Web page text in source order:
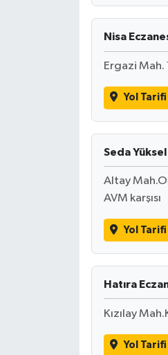
Nisa
Ergazi Mah.
Yol Tarifi
Seda
Altay
AVM karşısı
Yol Tarifi
Hatıra
Kızılay
Yol Tarifi